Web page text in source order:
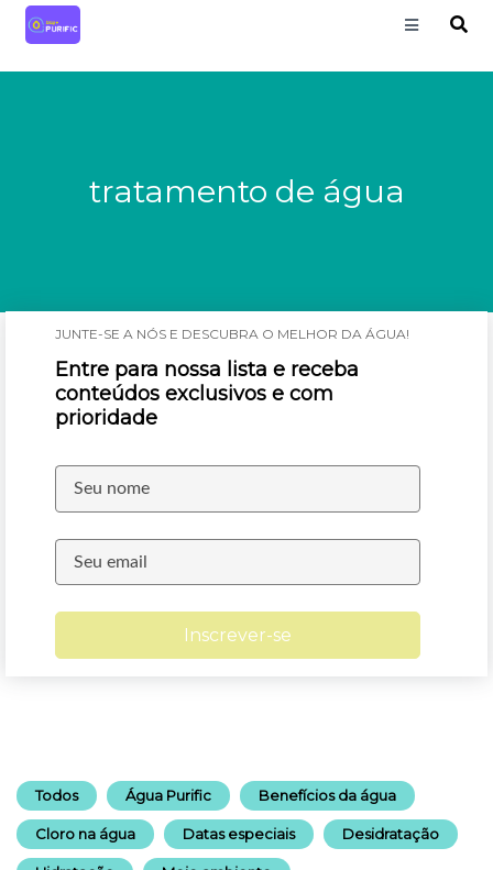
tratamento de água
JUNTE-SE A NÓS E DESCUBRA O MELHOR DA ÁGUA!
Entre para nossa lista e receba
conteúdos exclusivos e com
prioridade
Inscrever-se
Todos Água Purific Benefícios da água
Cloro na água Datas especiais Desidratação